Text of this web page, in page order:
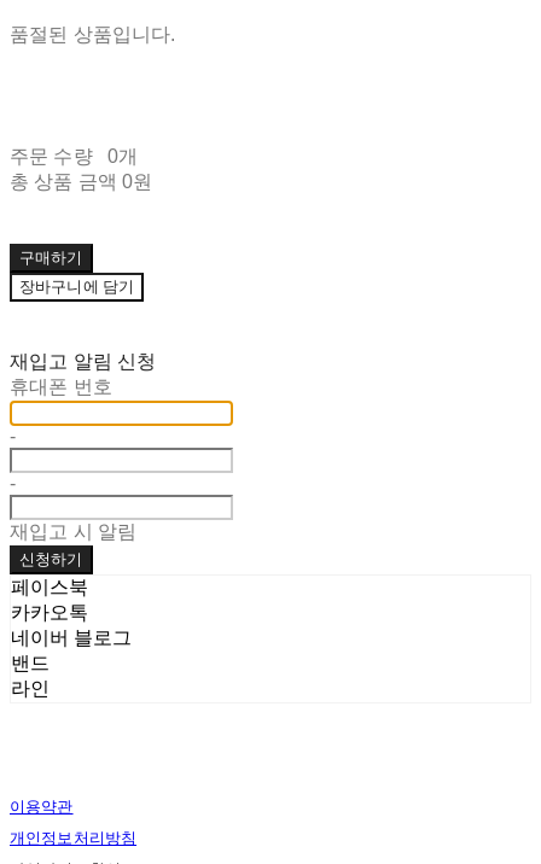
품절된 상품입니다.
주문 수량
0개
총 상품 금액 0원
구매하기
장바구니에 담기
재입고 알림 신청
휴대폰 번호
-
-
재입고 시 알림
신청하기
페이스북
카카오톡
네이버 블로그
밴드
라인
이용약관
개인정보처리방침